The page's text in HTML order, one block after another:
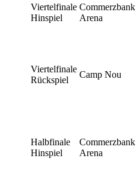
Viertelfinale
Hinspiel
Commerzbank
Arena
Viertelfinale
Rückspiel
Camp Nou
Halbfinale
Hinspiel
Commerzbank
Arena